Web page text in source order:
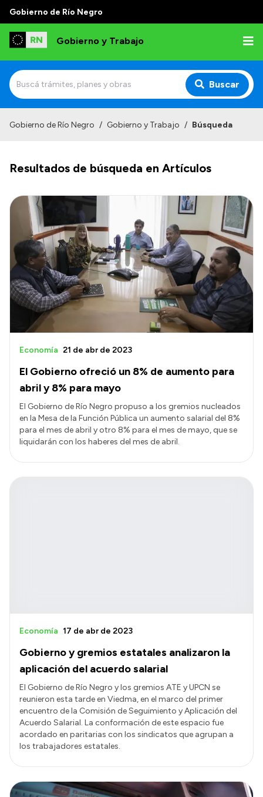
Gobierno de Río Negro
Gobierno y Trabajo
Buscar
Misión
Autoridades, Áreas y Organismos
Delegaciones
Normativa
Transparencia
Presupuesto
Boletín Oficial
Compras y licitaciones
Consulta de pago a proveedores
Convocatorias
Intranet
Login
Gobierno de Río Negro / Gobierno y Trabajo / Búsqueda
Resultados de búsqueda en Artículos
El Gobierno ofreció un 8% de aumento para
abril y 8% para mayo
Economía 21 de abr de 2023
El Gobierno de Río Negro propuso a los gremios nucleados
en la Mesa de la Función Pública un aumento salarial del 8%
para el mes de abril y otro 8% para el mes de mayo, que se
liquidarán con los haberes del mes de abril.
Gobierno y gremios estatales analizaron la
aplicación del acuerdo salarial
Economía 17 de abr de 2023
El Gobierno de Río Negro y los gremios ATE y UPCN se
reunieron esta tarde en Viedma, en el marco del primer
encuentro de la Comisión de Seguimiento y Aplicación del
Acuerdo Salarial. La conformación de este espacio fue
acordado en paritarias con los sindicatos que agrupan a
los trabajadores estatales.